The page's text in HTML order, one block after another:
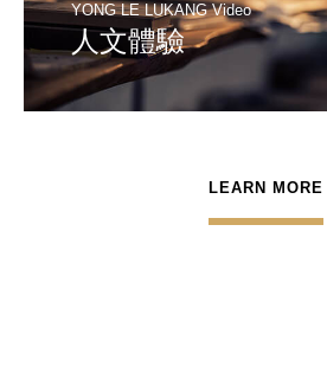
YONG LE LUKANG Video
人文體驗
LEARN MORE